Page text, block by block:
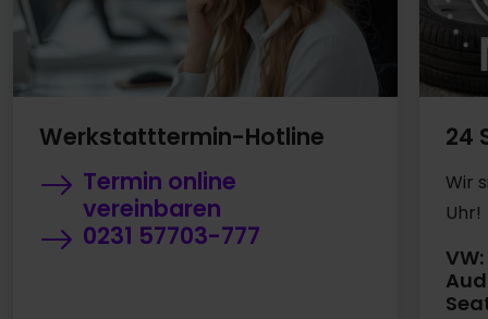
Werkstatttermin-Hotline
Termin online
vereinbaren
0231 57703-777
24
Wir
Uhr!
VW: